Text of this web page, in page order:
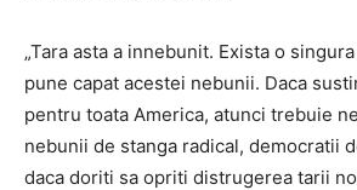
„Tara asta a innebunit. Exista o
pune capat acestei nebunii. Daca
pentru toata America, atunci trebuie
nebunii de stanga radical, democratii
daca doriti sa opriti distrugerea tarii